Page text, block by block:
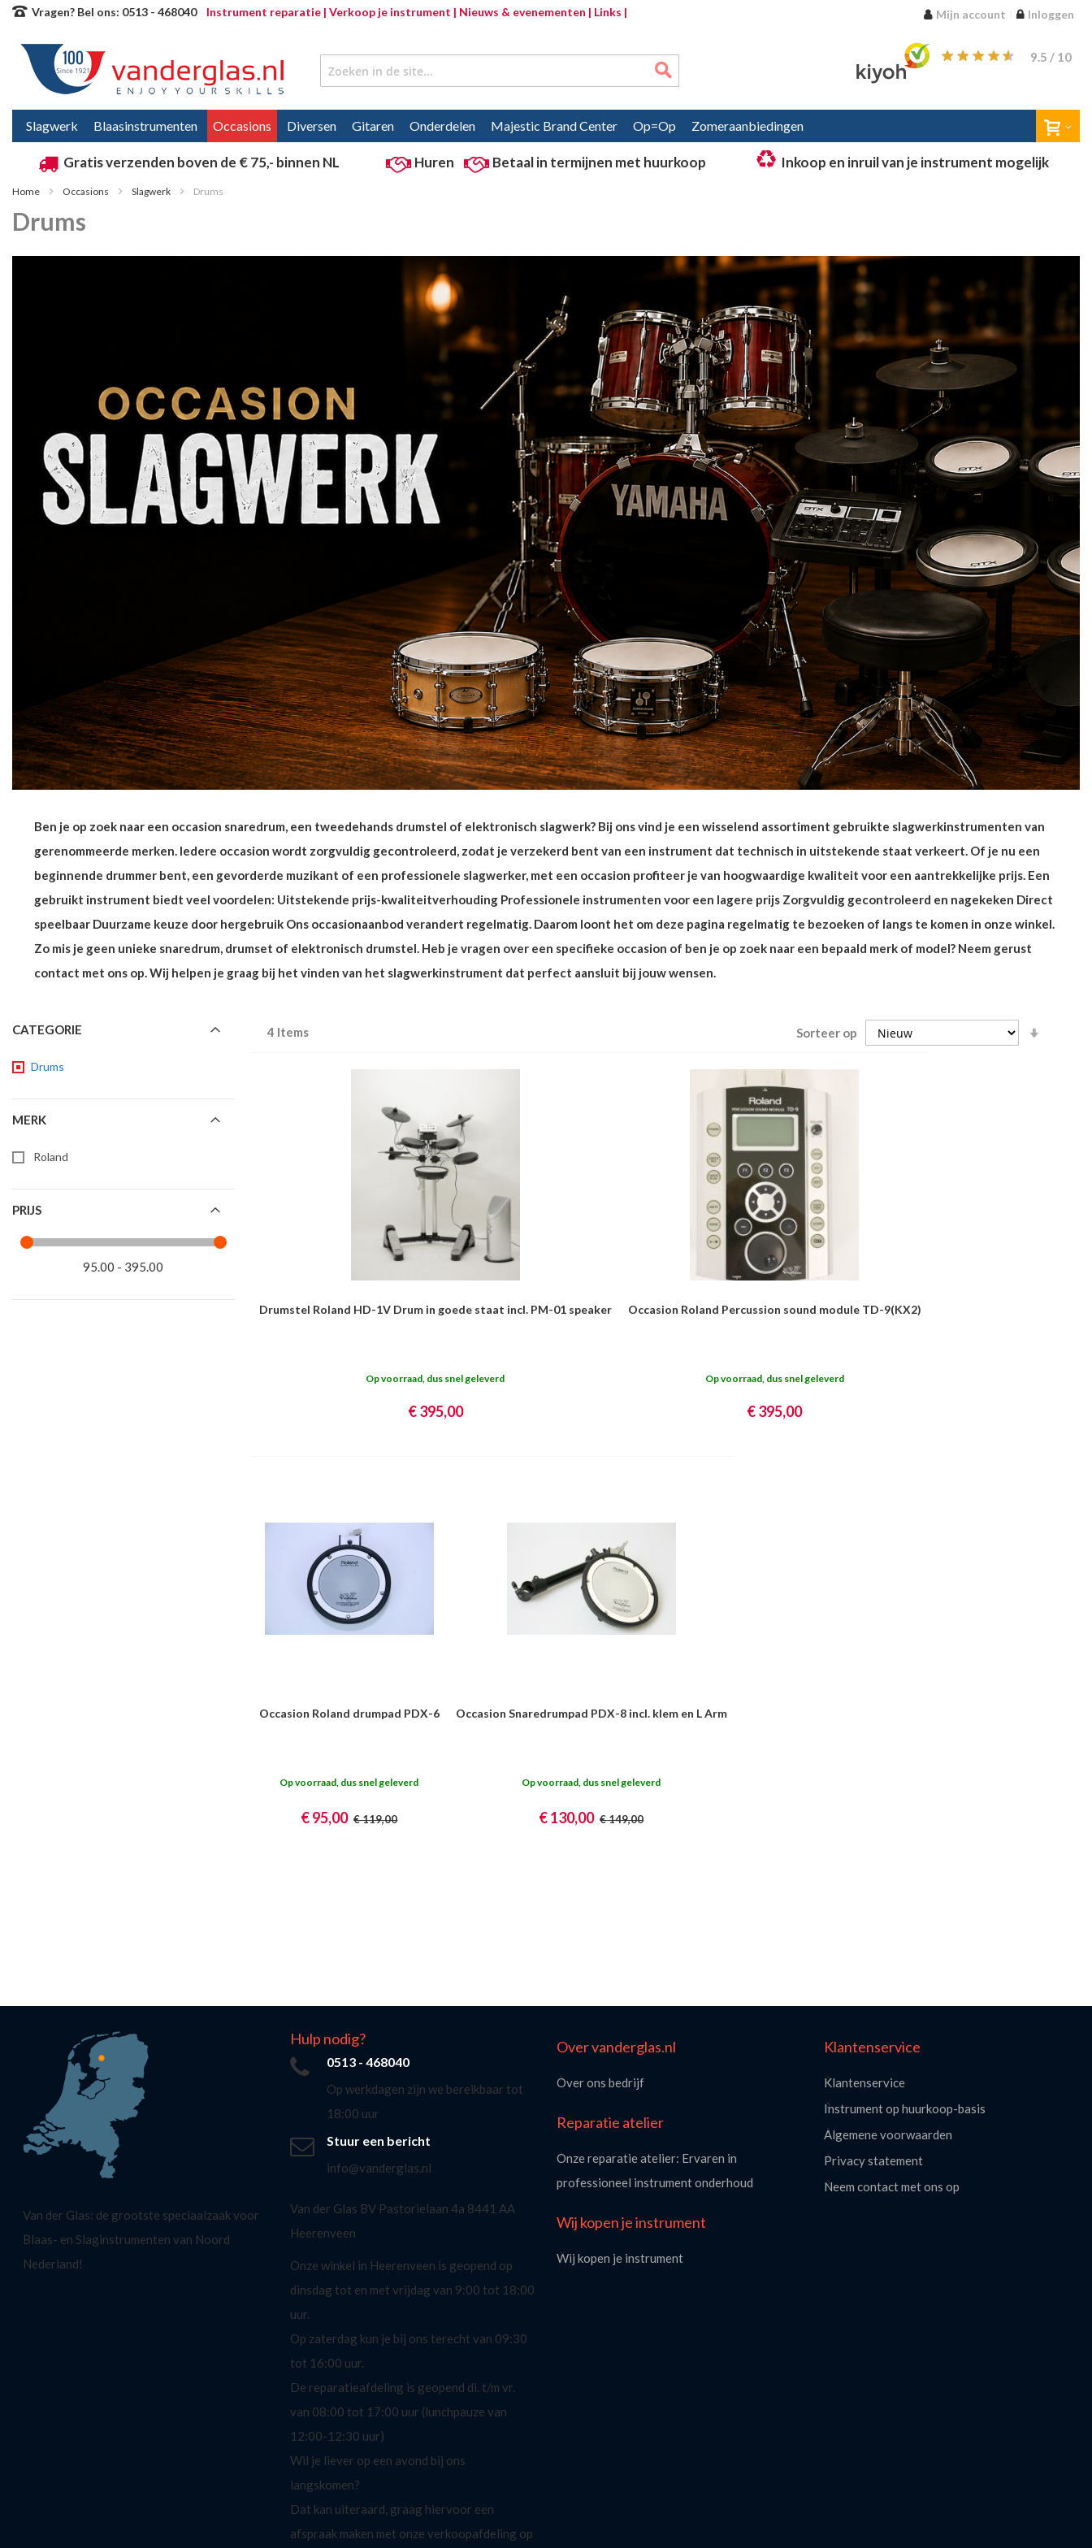
Ga
door
de
inhoud
Vragen? Bel ons: 0513 - 468040 Instrument reparatie | Verkoop je instrument | Nieuws & evenementen | Links | Mijn account Inloggen
9.5 / 10
Slagwerk Blaasinstrumenten Occasions Diversen Gitaren Onderdelen Majestic Brand Center Op=Op Zomeraanbiedingen
Gratis verzenden boven de € 75,- binnen NL Huren Betaal in termijnen met huurkoop Inkoop en inruil van je instrument mogelijk
Home Occasions Slagwerk Drums
Drums
Ben je op zoek naar een occasion snaredrum, een tweedehands drumstel of elektronisch slagwerk? Bij ons vind je een wisselend assortiment gebruikte slagwerkinstrumenten van
gerenommeerde merken. Iedere occasion wordt zorgvuldig gecontroleerd, zodat je verzekerd bent van een instrument dat technisch in uitstekende staat verkeert. Of je nu een
beginnende drummer bent, een gevorderde muzikant of een professionele slagwerker, met een occasion profiteer je van hoogwaardige kwaliteit voor een aantrekkelijke prijs. Een
gebruikt instrument biedt veel voordelen: Uitstekende prijs-kwaliteitverhouding Professionele instrumenten voor een lagere prijs Zorgvuldig gecontroleerd en nagekeken Direct
speelbaar Duurzame keuze door hergebruik Ons occasionaanbod verandert regelmatig. Daarom loont het om deze pagina regelmatig te bezoeken of langs te komen in onze winkel.
Zo mis je geen unieke snaredrum, drumset of elektronisch drumstel. Heb je vragen over een specifieke occasion of ben je op zoek naar een bepaald merk of model? Neem gerust
contact met ons op. Wij helpen je graag bij het vinden van het slagwerkinstrument dat perfect aansluit bij jouw wensen.
4 Items Sorteer op
Drumstel Roland HD-1V Drum in goede staat incl. PM-01 speaker
Op voorraad, dus snel geleverd
€ 395,00
Occasion Roland Percussion sound module TD-9(KX2)
Op voorraad, dus snel geleverd
€ 395,00
Occasion Roland drumpad PDX-6
Op voorraad, dus snel geleverd
€ 95,00 € 119,00
Occasion Snaredrumpad PDX-8 incl. klem en L Arm
Op voorraad, dus snel geleverd
€ 130,00 € 149,00
CATEGORIE
Drums
MERK
Roland
PRIJS
95.00 - 395.00
Van der Glas: de grootste speciaalzaak voor
Blaas- en Slaginstrumenten van Noord
Nederland!
Hulp nodig?
0513 - 468040
Op werkdagen zijn we bereikbaar tot
18:00 uur
Stuur een bericht
info@vanderglas.nl
Van der Glas BV Pastorielaan 4a 8441 AA
Heerenveen
Onze winkel in Heerenveen is geopend op
dinsdag tot en met vrijdag van 9:00 tot 18:00
uur.
Op zaterdag kun je bij ons terecht van 09:30
tot 16:00 uur.
De reparatieafdeling is geopend di. t/m vr.
van 08:00 tot 17:00 uur (lunchpauze van
12:00-12:30 uur)
Wil je liever op een avond bij ons
langskomen?
Dat kan uiteraard, graag hiervoor een
afspraak maken met onze verkoopafdeling op
Over vanderglas.nl
Over ons bedrijf
Reparatie atelier
Onze reparatie atelier: Ervaren in
professioneel instrument onderhoud
Wij kopen je instrument
Wij kopen je instrument
Klantenservice
Klantenservice
Instrument op huurkoop-basis
Algemene voorwaarden
Privacy statement
Neem contact met ons op